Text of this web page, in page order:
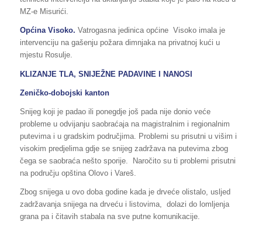
MZ-e Misurići.
Općina Visoko. Vatrogasna jedinica općine Visoko imala je
intervenciju na gašenju požara dimnjaka na privatnoj kući u
mjestu Rosulje.
KLIZANJE TLA, SNIJEŽNE PADAVINE I NANOSI
Zeničko-dobojski kanton
Snijeg koji je padao ili ponegdje još pada nije donio veće
probleme u odvijanju saobraćaja na magistralnim i regionalnim
putevima i u gradskim područjima. Problemi su prisutni u višim i
visokim predjelima gdje se snijeg zadržava na putevima zbog
čega se saobraća nešto sporije. Naročito su ti problemi prisutni
na području opština Olovo i Vareš.
Zbog snijega u ovo doba godine kada je drveće olistalo, usljed
zadržavanja snijega na drveću i listovima, dolazi do lomljenja
grana pa i čitavih stabala na sve putne komunikacije.